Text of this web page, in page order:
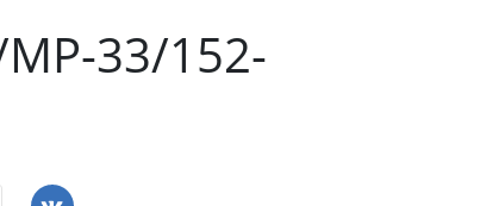
МР-33/152-